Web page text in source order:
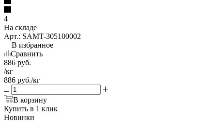
4
На складе
Арт.: SAMT-305100002
В избранное
Сравнить
886 руб.
/кг
886 руб./кг
В корзину
Купить в 1 клик
Новинки